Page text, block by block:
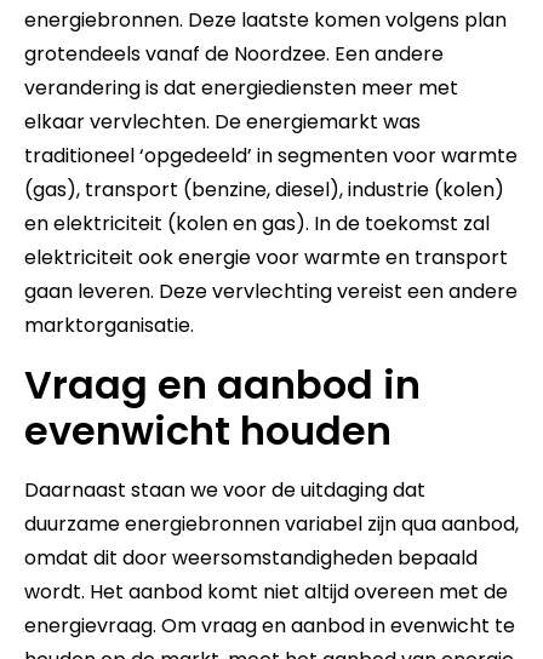
energiebronnen. Deze laatste komen volgens plan
grotendeels vanaf de Noordzee. Een andere
verandering is dat energiediensten meer met
elkaar vervlechten. De energiemarkt was
traditioneel ‘opgedeeld’ in segmenten voor warmte
(gas), transport (benzine, diesel), industrie (kolen)
en elektriciteit (kolen en gas). In de toekomst zal
elektriciteit ook energie voor warmte en transport
gaan leveren. Deze vervlechting vereist een andere
marktorganisatie.
Vraag en aanbod in
evenwicht houden
Daarnaast staan we voor de uitdaging dat
duurzame energiebronnen variabel zijn qua aanbod,
omdat dit door weersomstandigheden bepaald
wordt. Het aanbod komt niet altijd overeen met de
energievraag. Om vraag en aanbod in evenwicht te